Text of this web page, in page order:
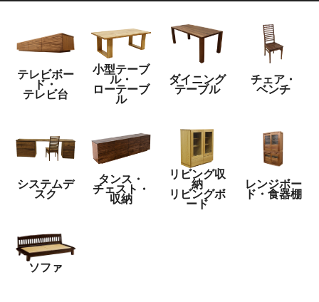
テレビボー
ド・
テレビ台
小型テーブ
ル・
ローテーブ
ル
ダイニング
テーブル
チェア・
ベンチ
システムデ
スク
タンス・
チェスト・
収納
リビング収
納
リビングボ
ード
レンジボー
ド・食器棚
ソファ